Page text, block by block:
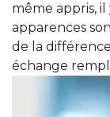
même appris,
apparences
de la
échange